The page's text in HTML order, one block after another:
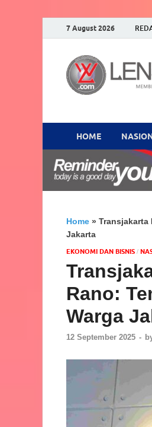
7 August 2026
HOME
Home » Transjakarta
Jakarta
EKONOMI DAN BISNIS /
Rano:
Warga
12 September 2025 -